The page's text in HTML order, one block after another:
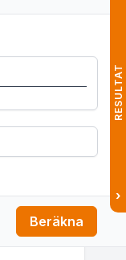
Beräkna
RESULTAT
›